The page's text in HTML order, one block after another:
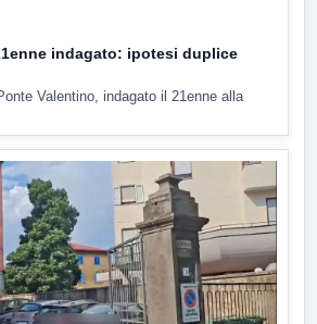
indagato: ipotesi duplice
Valentino, indagato il 21enne alla